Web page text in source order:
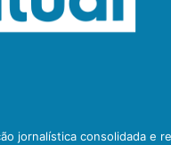
jornalística consolidada e